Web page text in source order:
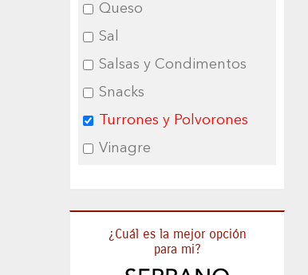
Queso
Sal
Salsas y Condimentos
Snacks
Turrones y Polvorones
Vinagre
¿Cuál es la mejor opción
para mi?